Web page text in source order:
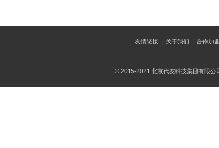
友情链接| 关于我们 合作加
© 2015-2021 北京代友科技集团有限